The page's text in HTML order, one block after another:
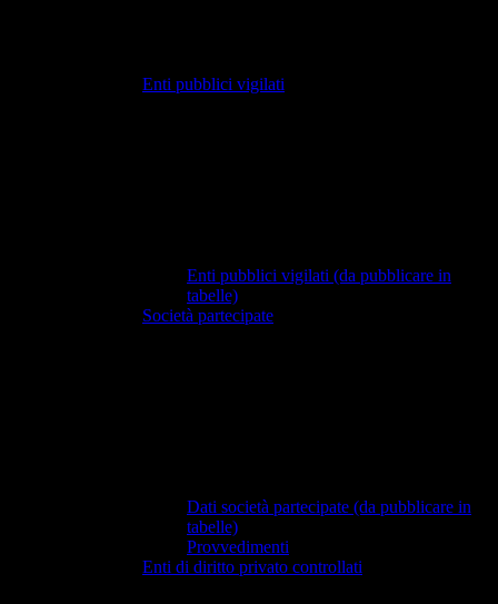
Enti pubblici vigilati
Enti pubblici vigilati (da pubblicare in
tabelle)
Società partecipate
Dati società partecipate (da pubblicare in
tabelle)
Provvedimenti
Enti di diritto privato controllati